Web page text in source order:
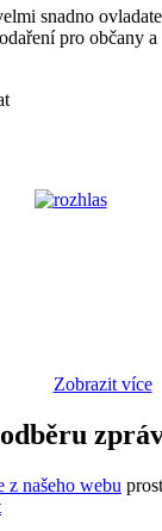
snadno
pro občany a
Zobrazit více
z našeho webu